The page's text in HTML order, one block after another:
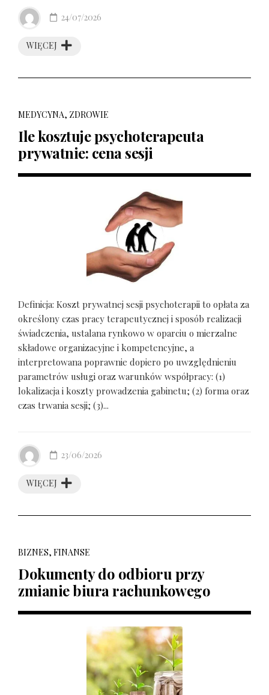
WIĘCEJ
24/07/2026
MEDYCYNA, ZDROWIE
Ile kosztuje psychoterapeuta
prywatnie: cena sesji
Definicja: Koszt prywatnej sesji psychoterapii to opłata za
określony czas pracy terapeutycznej i sposób realizacji
świadczenia, ustalana rynkowo w oparciu o mierzalne
składowe organizacyjne i kompetencyjne, a
interpretowana poprawnie dopiero po uwzględnieniu
parametrów usługi oraz warunków współpracy: (1)
lokalizacja i koszty prowadzenia gabinetu; (2) forma oraz
czas trwania sesji; (3)...
WIĘCEJ
23/06/2026
BIZNES, FINANSE
Dokumenty do odbioru przy
zmianie biura rachunkowego